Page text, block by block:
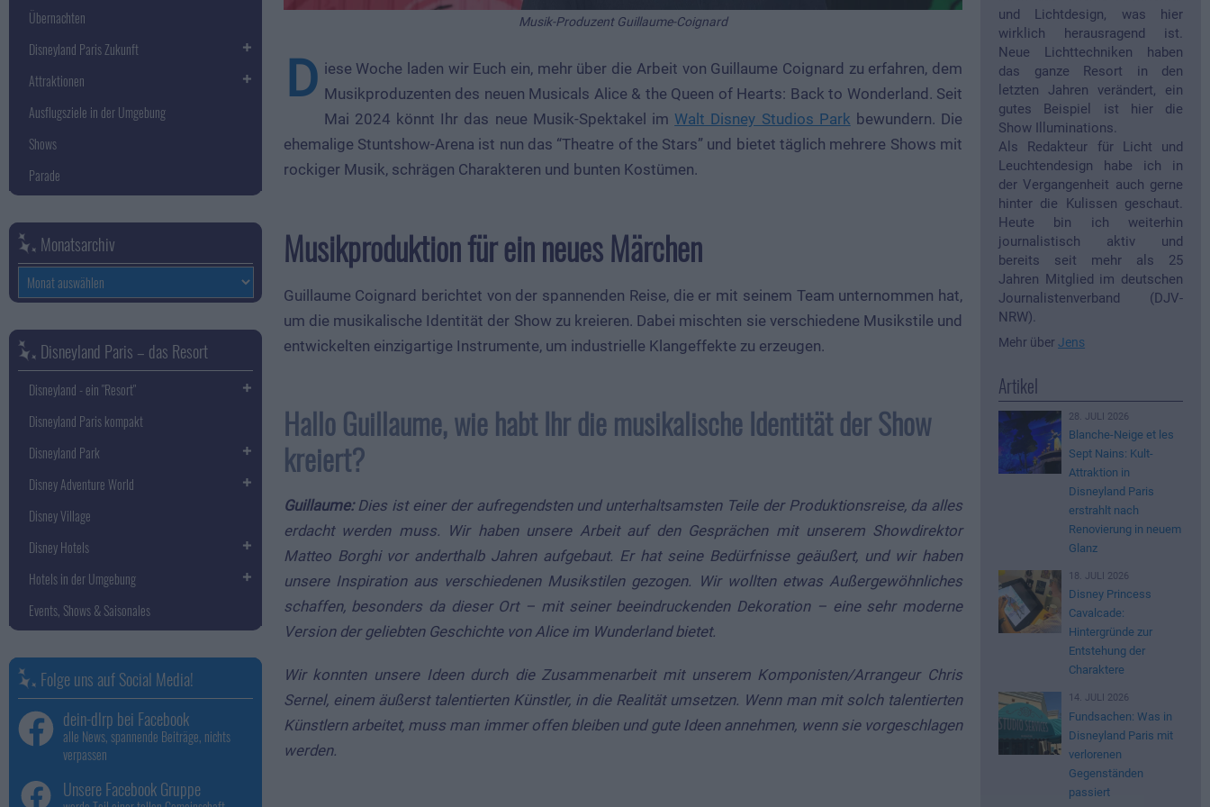
Musik-Produzent Guillaume-Coignard
D iese Woche laden wir Euch ein, mehr über die Arbeit von Guillaume Coignard zu erfahren, dem
Musikproduzenten des neuen Musicals Alice & the Queen of Hearts: Back to Wonderland. Seit
Mai 2024 könnt Ihr das neue Musik-Spektakel imWalt Disney Studios Park bewundern. Die
ehemalige Stuntshow-Arena ist nun das “Theatre of the Stars” und bietet täglich mehrere Shows mit
rockiger Musik, schrägen Charakteren und bunten Kostümen.
Musikproduktion für ein neues Märchen
Guillaume Coignard berichtet von der spannenden Reise, die er mit seinem Team unternommen hat,
um die musikalische Identität der Show zu kreieren. Dabei mischten sie verschiedene Musikstile und
entwickelten einzigartige Instrumente, um industrielle Klangeffekte zu erzeugen.
Hallo Guillaume, wie habt Ihr die musikalische Identität der Show
kreiert?
Guillaume:Dies ist einer der aufregendsten und unterhaltsamsten Teile der Produktionsreise, da alles
erdacht werden muss. Wir haben unsere Arbeit auf den Gesprächen mit unserem Showdirektor
Matteo Borghi vor anderthalb Jahren aufgebaut. Er hat seine Bedürfnisse geäußert, und wir haben
unsere Inspiration aus verschiedenen Musikstilen gezogen. Wir wollten etwas Außergewöhnliches
schaffen, besonders da dieser Ort – mit seiner beeindruckenden Dekoration – eine sehr moderne
Version der geliebten Geschichte von Alice im Wunderland bietet.
Wir konnten unsere Ideen durch die Zusammenarbeit mit unserem Komponisten/Arrangeur Chris
Sernel, einem äußerst talentierten Künstler, in die Realität umsetzen. Wenn man mit solch talentierten
Künstlern arbeitet, muss man immer offen bleiben und gute Ideen annehmen, wenn sie vorgeschlagen
werden.
und Lichtdesign, was hier
wirklich herausragend ist.
Neue Lichttechniken haben
das ganze Resort in den
letzten Jahren verändert, ein
gutes Beispiel ist hier die
Show Illuminations.
Als Redakteur für Licht und
Leuchtendesign habe ich in
der Vergangenheit auch gerne
hinter die Kulissen geschaut.
Heute bin ich weiterhin
journalistisch aktiv und
bereits seit mehr als 25
Jahren Mitglied im deutschen
Journalistenverband (DJV-
NRW).
Mehr überJens
Artikel
28. JULI 2026
Blanche-Neige et les
Sept Nains: Kult-
Attraktion in
Disneyland Paris
erstrahlt nach
Renovierung in neuem
Glanz
18. JULI 2026
Disney Princess
Cavalcade:
Hintergründe zur
Entstehung der
Charaktere
14. JULI 2026
Fundsachen: Was in
Disneyland Paris mit
verlorenen
Gegenständen
passiert
Übernachten
Disneyland Paris Zukunft
Attraktionen
Ausflugsziele in der Umgebung
Shows
Parade
Monatsarchiv
Monatsarchiv
Disneyland Paris – das Resort
Disneyland - ein "Resort"
Disneyland Paris kompakt
Disneyland Park
Disney Adventure World
Disney Village
Disney Hotels
Hotels in der Umgebung
Events, Shows & Saisonales
Folge uns auf Social Media!
dein-dlrp bei Facebook
alle News, spannende Beiträge, nichts
verpassen
Unsere Facebook Gruppe